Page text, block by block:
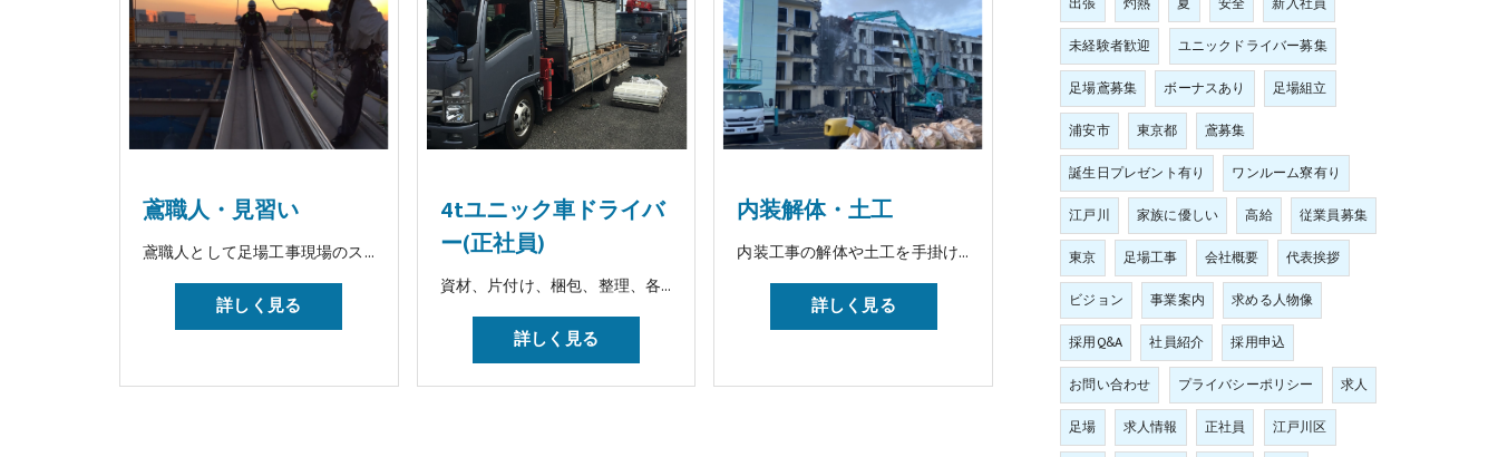
鳶職人・見習い
鳶職人として足場工事現場のスタッフとして活躍していただきます。
詳しく見る
4tユニック車ドライバ
ー(正社員)
資材、片付け、梱包、整理、各現場への納品・引き取り、レンタル品の返却、販売品の納品
詳しく見る
内装解体・土工
内装工事の解体や土工を手掛けていただきます。
詳しく見る
未経験者歓迎
ユニックドライバー募集
足場鳶募集
ボーナスあり
足場組立
浦安市
東京都
鳶募集
誕生日プレゼント有り
ワンルーム寮有り
江戸川
家族に優しい 高給
従業員募集
東京
足場工事 会社概要
代表挨拶
ビジョン
事業案内
求める人物像
採用Q&A
社員紹介
採用申込
お問い合わせ
プライバシーポリシー
求人
足場
求人情報 正社員
江戸川区